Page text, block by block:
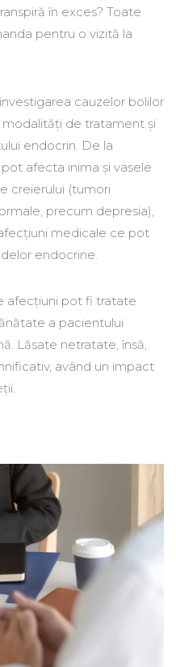
în exces? Toate
pentru o vizită la
cauzelor bolilor
de tratament și
endocrin. De la
afecta inima și vasele
creierului (tumori
precum depresia),
medicale ce pot
endocrine.
afecțiuni pot fi tratate
a pacientului
Lăsate netratate, însă,
având un impact